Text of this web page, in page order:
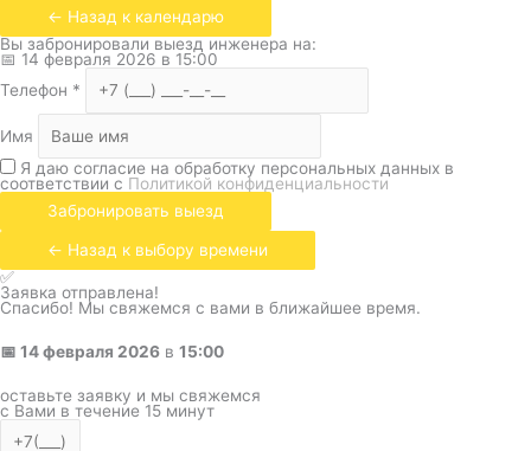
← Назад к календарю
Вы забронировали выезд инженера на:
📅 14 февраля 2026 в 15:00
Телефон *
Имя
Я даю согласие на обработку персональных данных в
соответствии с Политикой конфиденциальности
Забронировать выезд
← Назад к выбору времени
✅
Заявка отправлена!
Спасибо! Мы свяжемся с вами в ближайшее время.
📅 14 февраля 2026 в 15:00
оставьте заявку и мы свяжемся
с Вами в течение 15 минут